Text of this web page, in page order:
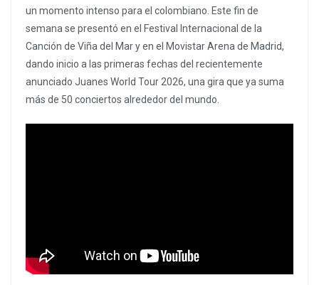
un momento intenso para el colombiano. Este fin de
semana se presentó en el Festival Internacional de la
Canción de Viña del Mar y en el Movistar Arena de Madrid,
dando inicio a las primeras fechas del recientemente
anunciado Juanes World Tour 2026, una gira que ya suma
más de 50 conciertos alrededor del mundo.